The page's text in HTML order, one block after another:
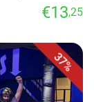
€13,25
37%